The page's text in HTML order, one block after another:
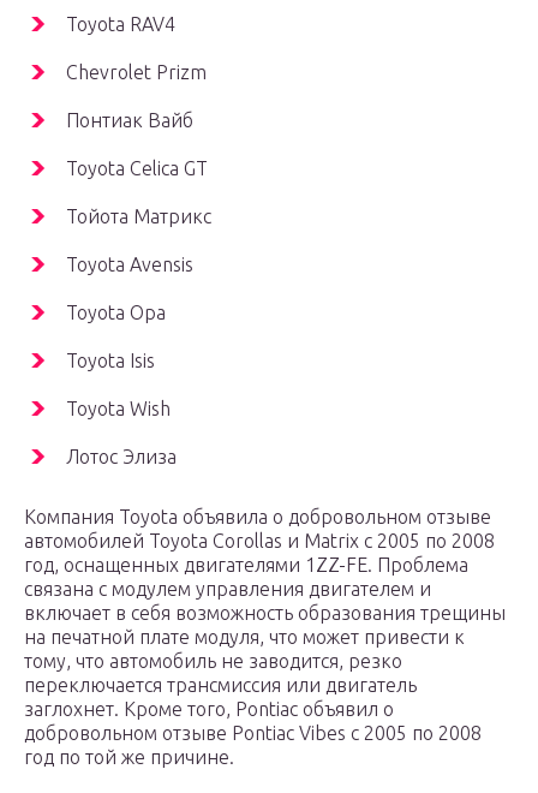
Toyota RAV4
Chevrolet Prizm
Понтиак Вайб
Toyota Celica GT
Тойота Матрикс
Toyota Avensis
Toyota Opa
Toyota Isis
Toyota Wish
Лотос Элиза
Компания Toyota объявила о добровольном отзыве
автомобилей Toyota Corollas и Matrix с 2005 по 2008
год, оснащенных двигателями 1ZZ-FE. Проблема
связана с модулем управления двигателем и
включает в себя возможность образования трещины
на печатной плате модуля, что может привести к
тому, что автомобиль не заводится, резко
переключается трансмиссия или двигатель
заглохнет. Кроме того, Pontiac объявил о
добровольном отзыве Pontiac Vibes с 2005 по 2008
год по той же причине.